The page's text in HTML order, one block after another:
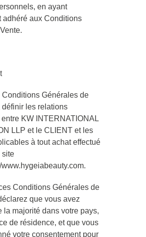
en ayant
adhéré aux Conditions
Conditions Générales de
définir les relations
KW INTERNATIONAL
LLP et le CLIENT et les
à tout achat effectué
site
Conditions Générales de
que vous avez
la majorité dans votre pays,
de résidence, et que vous
votre consentement pour